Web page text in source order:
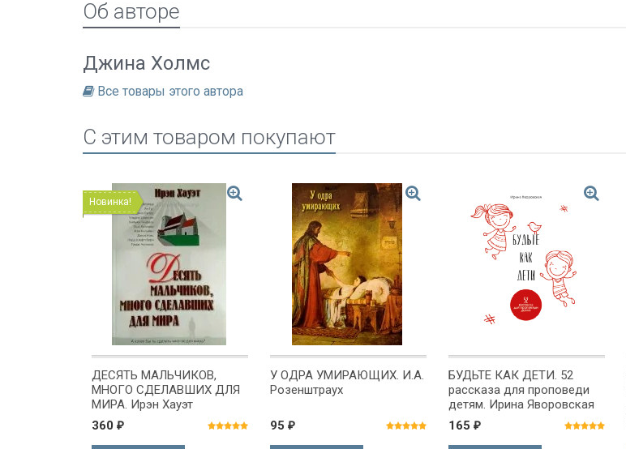
Об авторе
Джина Холмс
Все товары этого автора
C этим товаром покупают
Новинка!
ДЕСЯТЬ МАЛЬЧИКОВ,
МНОГО СДЕЛАВШИХ ДЛЯ
МИРА. Ирэн Хауэт
360 ₽
У ОДРА УМИРАЮЩИХ. И.А.
Розенштраух
95 ₽
БУДЬТЕ КАК ДЕТИ. 52
рассказа для проповеди
детям. Ирина Яворовская
165 ₽